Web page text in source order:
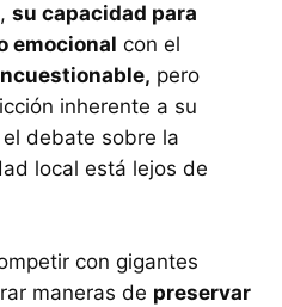
su capacidad para
emocional con el
pero
inherente a su
debate sobre la
local está lejos de
con gigantes
maneras de preservar